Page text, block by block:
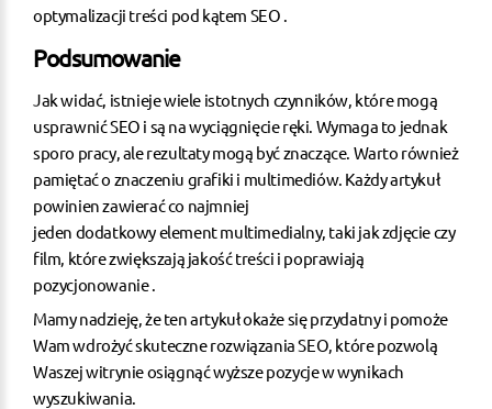
optymalizacji treści pod kątem SEO .
Podsumowanie
Jak widać, istnieje wiele istotnych czynników, które mogą
usprawnić SEO i są na wyciągnięcie ręki. Wymaga to jednak
sporo pracy, ale rezultaty mogą być znaczące. Warto również
pamiętać o znaczeniu grafiki i multimediów. Każdy artykuł
powinien zawierać co najmniej
jeden dodatkowy element multimedialny, taki jak zdjęcie czy
film, które zwiększają jakość treści i poprawiają
pozycjonowanie
Mamy nadzieję, że ten artykuł okaże się przydatny i pomoże
Wam wdrożyć skuteczne rozwiązania SEO, które pozwolą
Waszej witrynie osiągnąć wyższe pozycje w wynikach
wyszukiwania.